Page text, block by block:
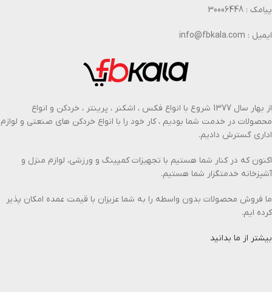
پیامک : 30006448
ایمیل : info@fbkala.com
از بهار سال 1377 شروع با انواع فکس ، اشکنر ، پرینتر ، خردکن و انواع
محصولات در خدمت شما بودیم ، کار خود را با انواع خردکن های صنعتی و لوازم
اداری گسترش دادیم.
اکنون که در کنار شما هستیم با تجهیزات کمپینگ و ورزشی، لوازم منزل و
آشپزخانه خدمتگزار شما هستیم.
ما فروش محصولات بدون واسطه را به شما عزیزان با قیمت عمده امکان پذیر
کرده ایم.
بیشتر از ما بدانید